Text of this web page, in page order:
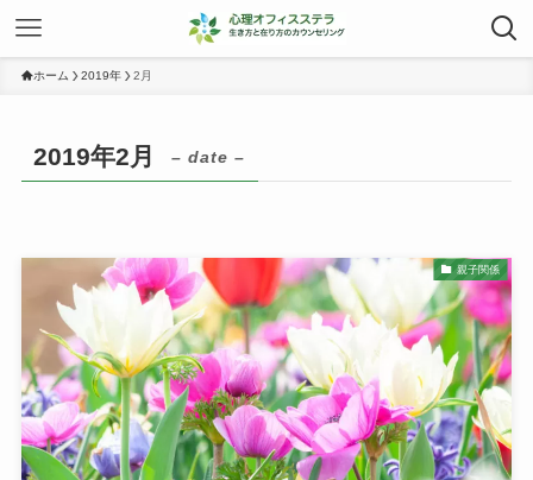
ホーム 2019年 2月
2019年2月 – date –
親子関係